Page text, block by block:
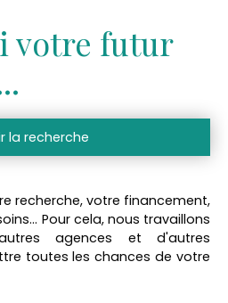
TROUVER UNE LOCATION
votre futur
la recherche
(32110)
recherche, votre financement,
Pour cela, nous travaillons
agences et d'autres
toutes les chances de votre